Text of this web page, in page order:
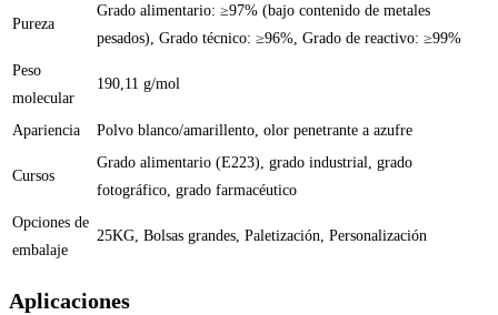
Pureza
Grado alimentario: ≥97% (bajo contenido de metales
pesados), Grado técnico: ≥96%, Grado de reactivo: ≥99%
Peso
molecular
190,11 g/mol
Apariencia Polvo blanco/amarillento, olor penetrante a azufre
Cursos
Grado alimentario (E223), grado industrial, grado
fotográfico, grado farmacéutico
Opciones de
embalaje
25KG, Bolsas grandes, Paletización, Personalización
Aplicaciones